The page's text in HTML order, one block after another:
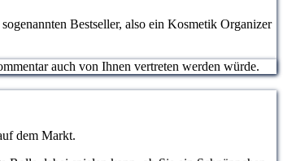
Bestseller, also ein Kosmetik Organizer
auch von Ihnen vertreten werden würde.
dem Markt.